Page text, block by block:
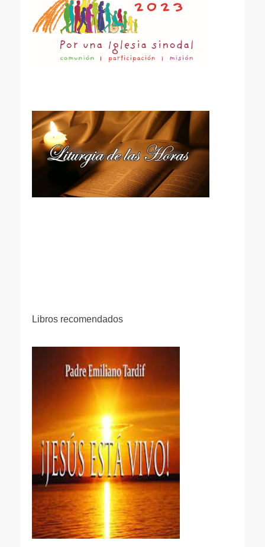
Libros recomendados